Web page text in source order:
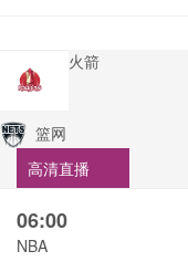
火箭
篮网
高清直播
06:00
NBA